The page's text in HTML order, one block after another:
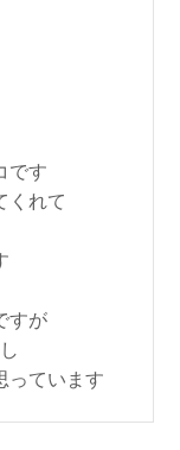
です
くれて
すが
っています